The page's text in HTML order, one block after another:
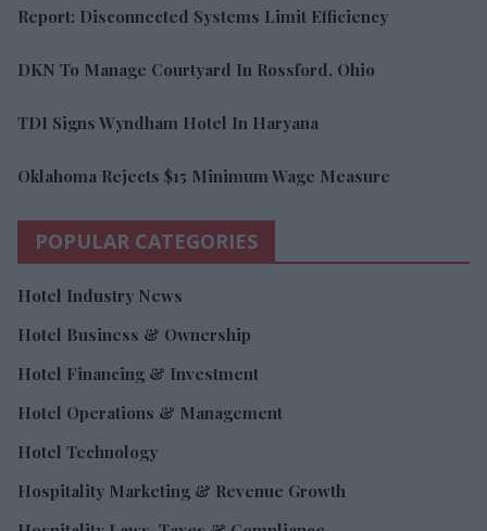
Report: Disconnected Systems Limit Efficiency
DKN To Manage Courtyard In Rossford, Ohio
TDI Signs Wyndham Hotel In Haryana
Oklahoma Rejects $15 Minimum Wage Measure
POPULAR CATEGORIES
Hotel Industry News
Hotel Business & Ownership
Hotel Financing & Investment
Hotel Operations & Management
Hotel Technology
Hospitality Marketing & Revenue Growth